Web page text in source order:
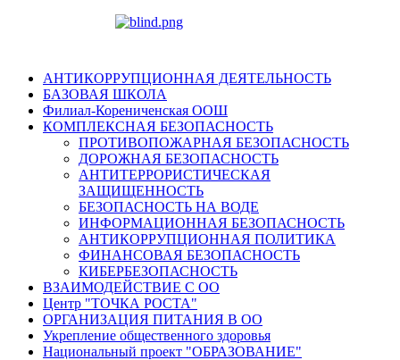
АНТИКОРРУПЦИОННАЯ ДЕЯТЕЛЬНОСТЬ
БАЗОВАЯ ШКОЛА
Филиал-Корениченская ООШ
КОМПЛЕКСНАЯ БЕЗОПАСНОСТЬ
ПРОТИВОПОЖАРНАЯ БЕЗОПАСНОСТЬ
ДОРОЖНАЯ БЕЗОПАСНОСТЬ
АНТИТЕРРОРИСТИЧЕСКАЯ
ЗАЩИЩЕННОСТЬ
БЕЗОПАСНОСТЬ НА ВОДЕ
ИНФОРМАЦИОННАЯ БЕЗОПАСНОСТЬ
АНТИКОРРУПЦИОННАЯ ПОЛИТИКА
ФИНАНСОВАЯ БЕЗОПАСНОСТЬ
КИБЕРБЕЗОПАСНОСТЬ
ВЗАИМОДЕЙСТВИЕ С ОО
Центр "ТОЧКА РОСТА"
ОРГАНИЗАЦИЯ ПИТАНИЯ В ОО
Укрепление общественного здоровья
Национальный проект "ОБРАЗОВАНИЕ"